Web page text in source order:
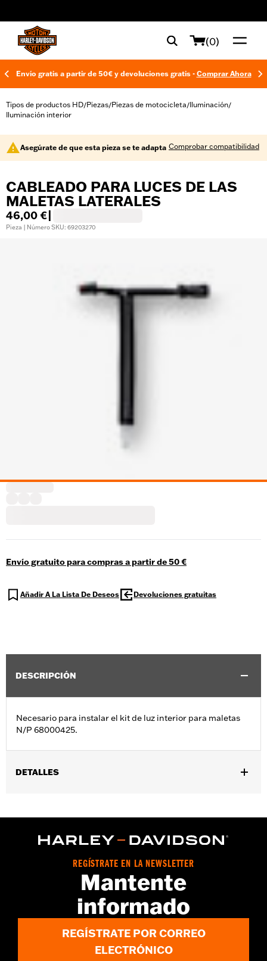
(0)
Envío gratis a partir de 50€ y devoluciones gratis - Comprar Ahora
Tipos de productos HD/Piezas/Piezas de motocicleta/Iluminación/
Iluminación interior
Asegúrate de que esta pieza se te adapta Comprobar compatibilidad
CABLEADO PARA LUCES DE LAS
MALETAS LATERALES
46,00 €
Pieza | Número SKU: 69203270
Envío gratuito para compras a partir de 50 €
Añadir A La Lista De Deseos Devoluciones gratuitas
DESCRIPCIÓN
Necesario para instalar el kit de luz interior para maletas
N/P 68000425.
DETALLES
REGÍSTRATE EN LA NEWSLETTER
Mantente
informado
REGÍSTRATE POR CORREO
ELECTRÓNICO